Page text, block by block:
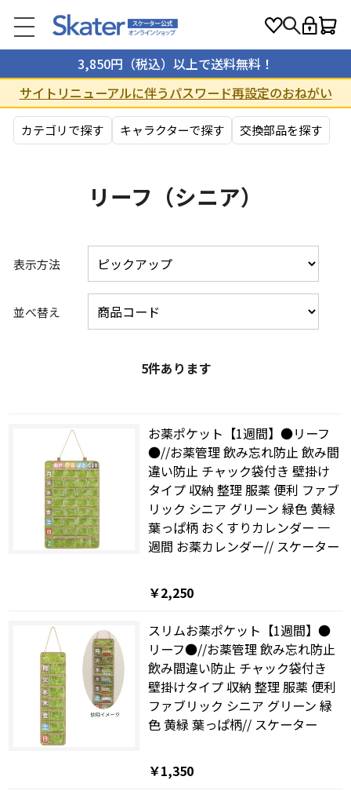
3,850円（税込）以上で送料無料！
サイトリニューアルに伴うパスワード再設定のおねがい
カテゴリで探す キャラクターで探す 交換部品を探す
リーフ（シニア）
表示方法
並べ替え
5件あります
お薬ポケット【1週間】●リーフ
●//お薬管理 飲み忘れ防止 飲み間
違い防止 チャック袋付き 壁掛け
タイプ 収納 整理 服薬 便利 ファブ
リック シニア グリーン 緑色 黄緑
葉っぱ柄 おくすりカレンダー 一
週間 お薬カレンダー// スケーター
￥2,250
スリムお薬ポケット【1週間】●
リーフ●//お薬管理 飲み忘れ防止
飲み間違い防止 チャック袋付き
壁掛けタイプ 収納 整理 服薬 便利
ファブリック シニア グリーン 緑
色 黄緑 葉っぱ柄// スケーター
￥1,350